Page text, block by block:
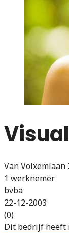
Van Volxemlaan
1 werknemer
bvba
22-12-2003
(0)
Dit bedrijf heeft